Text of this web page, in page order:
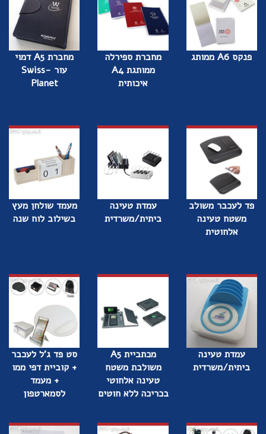
פנקס A6 ממותג
מחברת ספירלה
ממותגת A4
איכותית
מחברת A5 דמוי
עור -Swiss
Planet
פד לעכבר משולב
משטח טעינה
אלחוטית
עמדת טעינה
ביתית/משרדית
מעמד שולחן מעץ
בשילוב לוח שנה
עמדת טעינה
ביתית/משרדית
מכתביית A5
משולבת משטח
טעינה אלחוטי
בכריכה ללא חוטים
סט פד ג'ל לעכבר
+ קוביית דפי ממו
+ מעמד
לסמארטפון